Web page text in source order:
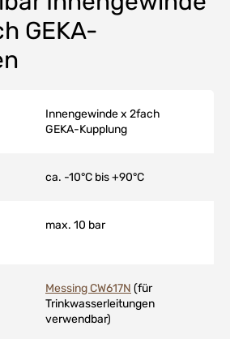
GEKA-
Innengewinde x 2fach
GEKA-Kupplung
ca. -10°C bis +90°C
max. 10 bar
Messing CW617N (für
Trinkwasserleitungen
verwendbar)